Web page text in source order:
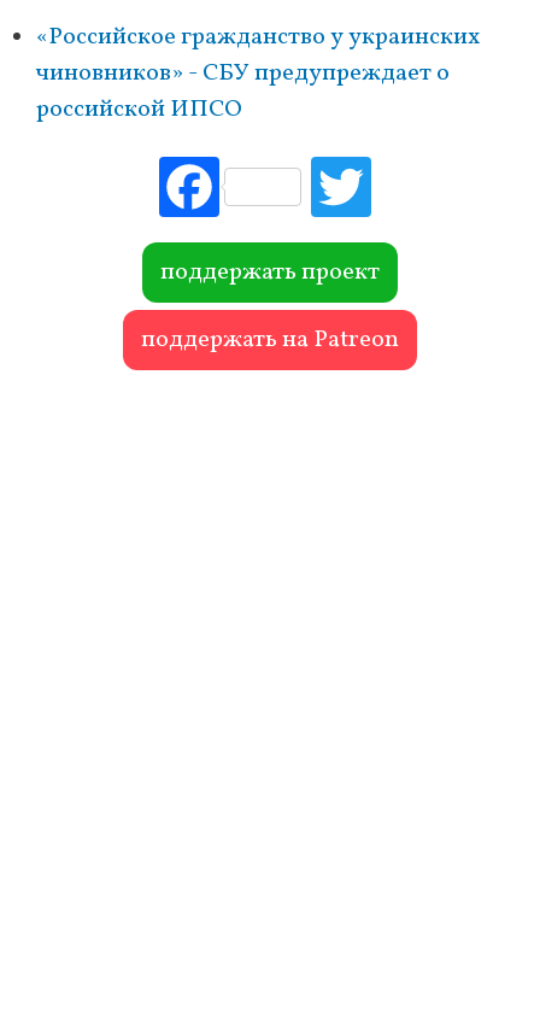
«Российское гражданство у украинских
чиновников» - СБУ предупреждает о
российской ИПСО
Fac
ebo
ok r
поддержать проект
поддержать на Patreon